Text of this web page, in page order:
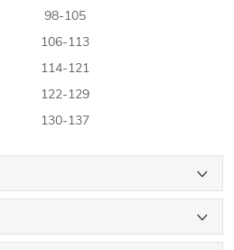
98-105
106-113
114-121
122-129
130-137